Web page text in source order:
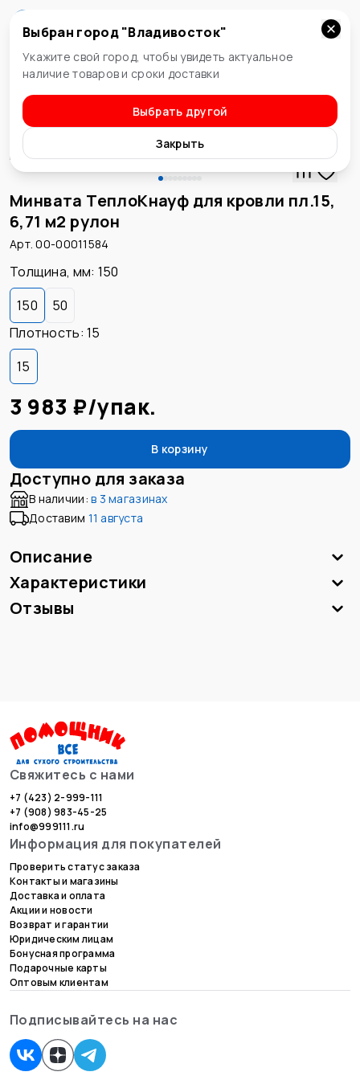
Владивосток
Выбран город "Владивосток"
Укажите свой город, чтобы увидеть актуальное
наличие товаров и сроки доставки
Выбрать другой
Закрыть
Минеральная вата
Минвата ТеплоКнауф для кровли пл.15,
6,71 м2 рулон
Арт. 00-00011584
Толщина, мм: 150
150
50
Плотность:15
15
3 983 ₽/упак.
В корзину
Доступно для заказа
В наличии: в 3 магазинах
Доставим 11 августа
Описание
Характеристики
Отзывы
Свяжитесь с нами
+7 (423) 2-999-111
+7 (908) 983-45-25
info@999111.ru
Информация для покупателей
Проверить статус заказа
Контакты и магазины
Доставка и оплата
Акции и новости
Возврат и гарантии
Юридическим лицам
Бонусная программа
Подарочные карты
Оптовым клиентам
Подписывайтесь на нас